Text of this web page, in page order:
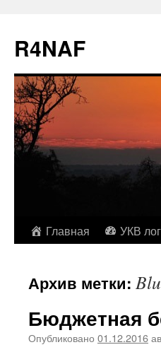
R4NAF
Перейти
содержимому
Главная УКВ лог
Архив метки:
Бюджетная
Опубликовано 01.12.2016